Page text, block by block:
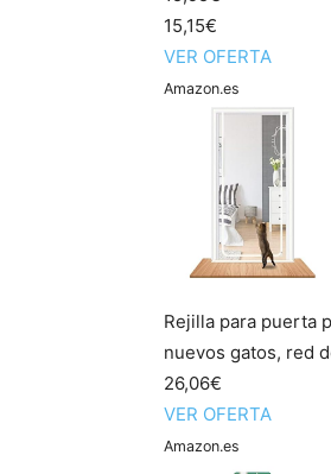
15,15€
VER OFERTA
Amazon.es
Rejilla para puerta
nuevos gatos, red
26,06€
VER OFERTA
Amazon.es